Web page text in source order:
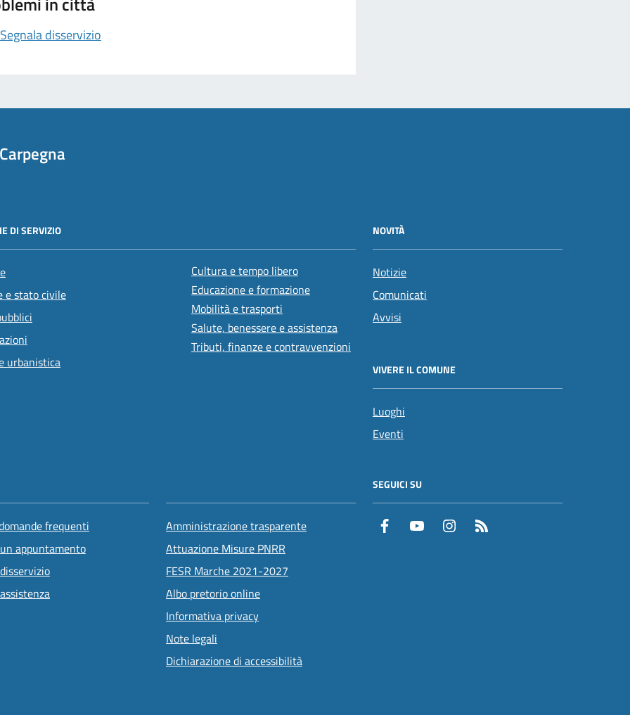
Segnala disservizio
DI SERVIZIO
e stato civile
urbanistica
Cultura e tempo libero
Educazione e formazione
Mobilità e trasporti
Salute, benessere e assistenza
Tributi, finanze e contravvenzioni
NOVITÀ
Notizie
Comunicati
Avvisi
VIVERE IL COMUNE
Luoghi
Eventi
frequenti
appuntamento
Amministrazione trasparente
Attuazione Misure PNRR
FESR Marche 2021-2027
Albo pretorio online
Informativa privacy
Note legali
Dichiarazione di accessibilità
SEGUICI SU
Facebook YouTube Instagram